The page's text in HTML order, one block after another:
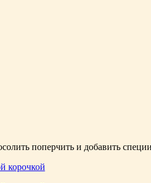
поперчить и добавить